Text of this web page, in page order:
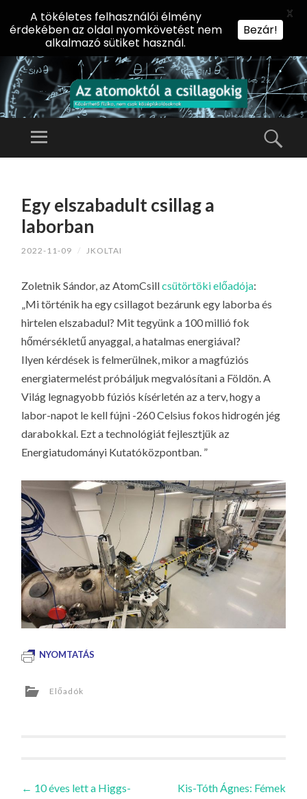
AZ
KT
CS
IL
LA
G
O
KI
G
Előadássorozat
Természettudományi
Menü
TARTALOMHOZ
Egy elszabadult csillag a
laborban
2022-11-09 / JKOLTAI
Zoletnik Sándor, az AtomCsillcsütörtöki előadója:
„Mi történik ha egy csillagot bezárunk egy laborba és
hirtelen elszabadul? Mit tegyünk a 100 millió fok
hőmérsékletű anyaggal, a hatalmas energiával?
Ilyen kérdések is felmerülnek, mikor a magfúziós
energiatermelést próbáljuk megvalósítani a Földön. A
Világ legnagyobb fúziós kísérletén az a terv, hogy a
labor-napot le kell fújni -260 Celsius fokos hidrogén jég
darabokkal. Ezt a technológiát fejlesztjük az
Energiatudományi Kutatóközpontban. ”
NYOMTATÁS
Előadók
Bejegyzések
← 10 éves lett a Higgs-
Kis-Tóth Ágnes: Fémek
A tökéletes felhasználói élmény
érdekében az oldal nyomkövetést nem
alkalmazó sütiket használ.
Bezár!
X